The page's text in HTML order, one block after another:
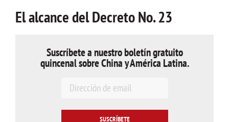
El alcance del Decreto No. 23
Suscríbete a nuestro boletín gratuito
quincenal sobre China y América Latina.